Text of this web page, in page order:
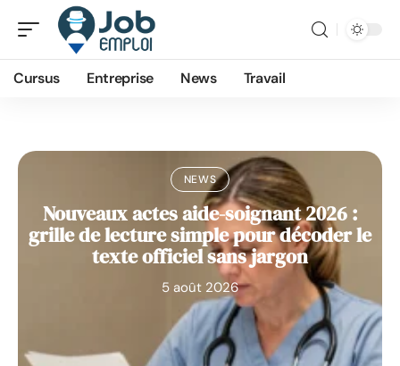
Cursus Entreprise News Travail
NEWS
Nouveaux actes aide-soignant 2026 :
grille de lecture simple pour décoder le
texte officiel sans jargon
5 août 2026